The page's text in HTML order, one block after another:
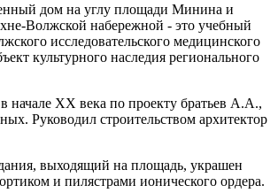
дом на углу площади Минина и
Волжской набережной - это учебный
исследовательского медицинского
культурного наследия регионального
начале ХХ века по проекту братьев А.А.,
Руководил строительством архитектор
выходящий на площадь, украшен
и пилястрами ионического ордера.